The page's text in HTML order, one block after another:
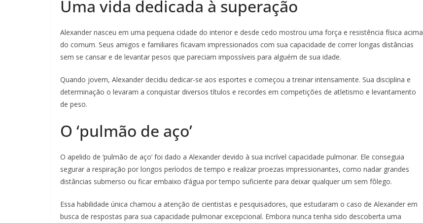
Uma vida dedicada à superação
Alexander nasceu em uma pequena cidade do interior e desde cedo mostrou uma força e resistência física acima
do comum. Seus amigos e familiares ficavam impressionados com sua capacidade de correr longas distâncias
sem se cansar e de levantar pesos que pareciam impossíveis para alguém de sua idade.
Quando jovem, Alexander decidiu dedicar-se aos esportes e começou a treinar intensamente. Sua disciplina e
determinação o levaram a conquistar diversos títulos e recordes em competições de atletismo e levantamento
de peso.
O ‘pulmão de aço’
O apelido de ‘pulmão de aço’ foi dado a Alexander devido à sua incrível capacidade pulmonar. Ele conseguia
segurar a respiração por longos períodos de tempo e realizar proezas impressionantes, como nadar grandes
distâncias submerso ou ficar embaixo d’água por tempo suficiente para deixar qualquer um sem fôlego.
Essa habilidade única chamou a atenção de cientistas e pesquisadores, que estudaram o caso de Alexander em
busca de respostas para sua capacidade pulmonar excepcional. Embora nunca tenha sido descoberta uma